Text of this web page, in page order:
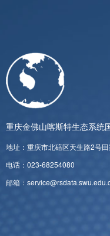
重庆金佛山喀斯特生态系统
地址：重庆市北碚区天生路2号
电话：023-68254080
邮箱：